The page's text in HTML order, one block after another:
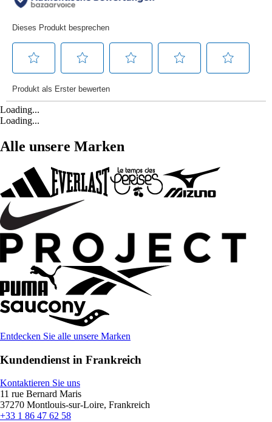
Loading...
Loading...
Alle unsere Marken
Entdecken Sie alle unsere Marken
Kundendienst in Frankreich
Kontaktieren Sie uns
11 rue Bernard Maris
37270 Montlouis-sur-Loire, Frankreich
+33 1 86 47 62 58